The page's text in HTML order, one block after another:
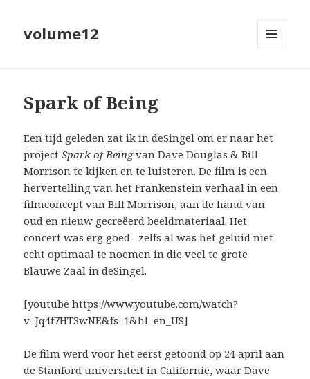
volume12
Spark of Being
Een tijd geleden zat ik in deSingel om er naar het
projectSpark of Beingvan Dave Douglas & Bill
Morrison te kijken en te luisteren. De film is een
hervertelling van het Frankenstein verhaal in een
filmconcept van Bill Morrison, aan de hand van
oud en nieuw gecreëerd beeldmateriaal. Het
concert was erg goed –zelfs al was het geluid niet
echt optimaal te noemen in die veel te grote
Blauwe Zaal in deSingel.
[youtube https://www.youtube.com/watch?
v=Jq4f7HT3wNE&fs=1&hl=en_US]
De film werd voor het eerst getoond op 24 april aan
de Stanford universiteit in Californië, waar Dave